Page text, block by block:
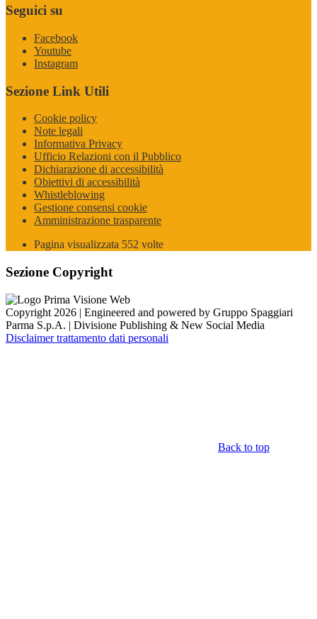
Seguici su
Facebook
Youtube
Instagram
Sezione Link Utili
Cookie policy
Note legali
Informativa Privacy
Ufficio Relazioni con il Pubblico
Dichiarazione di accessibilità
Obiettivi di accessibilità
Whistleblowing
Gestione consensi cookie
Amministrazione trasparente
Pagina visualizzata 552 volte
Sezione Copyright
Copyright 2026 | Engineered and powered by Gruppo Spaggiari
Parma S.p.A. | Divisione Publishing & New Social Media
Disclaimer trattamento dati personali
Back to top